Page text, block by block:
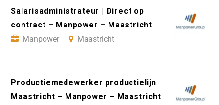
Salarisadministrateur | Direct op
contract – Manpower – Maastricht
Manpower
Maastricht
Productiemedewerker productielijn
Maastricht – Manpower – Maastricht